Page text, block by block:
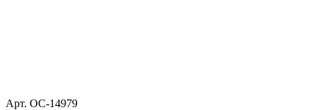
Арт. ОС-14979